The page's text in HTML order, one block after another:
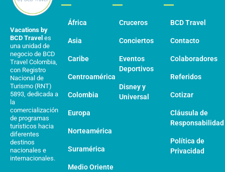
Vacations by
BCD Travel es
una unidad de
negocio de BCD
Travel Colombia,
con Registro
Nacional de
Turismo (RNT)
5893, dedicada a
la
comercialización
de programas
turísticos hacia
diferentes
destinos
nacionales e
internacionales.
África
Asia
Caribe
Centroamérica
Colombia
Europa
Norteamérica
Suramérica
Medio Oriente
Cruceros
Conciertos
Eventos
Deportivos
Disney y
Universal
BCD Travel
Contacto
Colaboradores
Referidos
Cotizar
Cláusula de
Responsabilidad
Política de
Privacidad